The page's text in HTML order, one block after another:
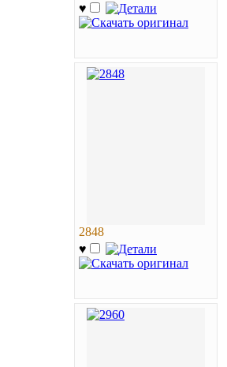
♥
2848
♥